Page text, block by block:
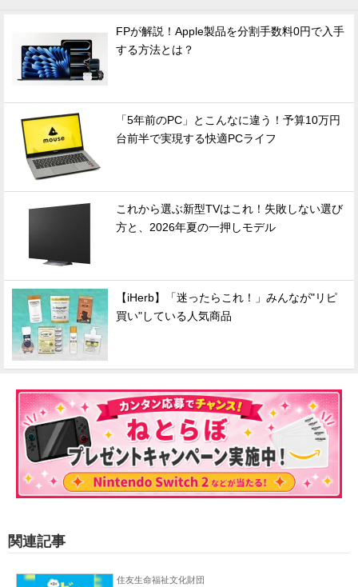
FPが解説！Apple製品を分割手数料0円で入手
する方法とは？
「5年前のPC」とこんなに違う！予算10万円
台前半で実現する快適PCライフ
これから選ぶ新型TVはこれ！失敗しない選び
方と、2026年夏の一押しモデル
【iHerb】「迷ったらこれ！」みんなが"リピ
買い"している人気商品
関連記事
住友生命福祉文化財団